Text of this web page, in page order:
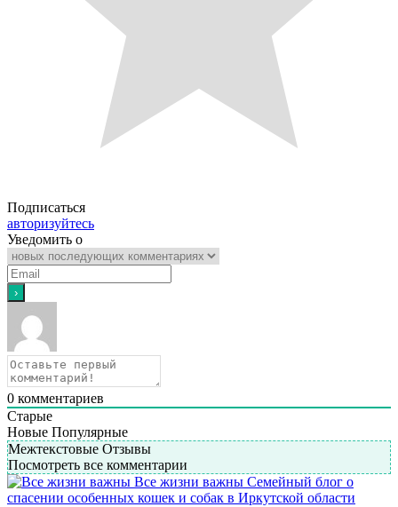
Подписаться
авторизуйтесь
Уведомить о
0 комментариев
Старые
Новые Популярные
Межтекстовые Отзывы
Посмотреть все комментарии
Все жизни важны Семейный блог о
спасении особенных кошек и собак в Иркутской области